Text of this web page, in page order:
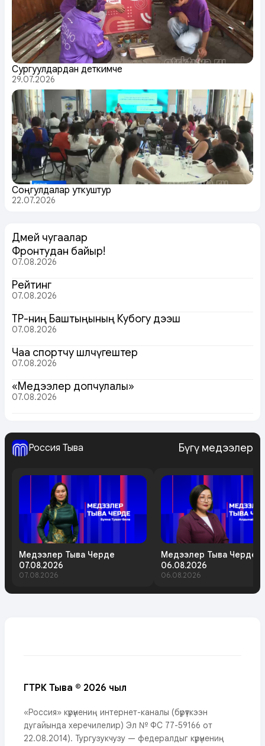
Сургуулдардан деткимче
29.07.2026
Соңгулдалар уткуштур
22.07.2026
Дөмей чугаалар
Фронтудан байыр!
07.08.2026
Рейтинг
07.08.2026
ТР-ниң Баштыңының Кубогу дээш
07.08.2026
Чаа спортчу шөлчүгештер
07.08.2026
«Медээлер допчулалы»
07.08.2026
Россия Тыва Бүгү медээлер
Медээлер Тыва Черде
07.08.2026
07.08.2026
Медээлер Тыва Черде
06.08.2026
06.08.2026
ГТРК Тыва © 2026 чыл
«Россия» күрүнениң интернет-каналы (бүрүткээн
дугайында херечилелир) Эл № ФС 77-59166 от
22.08.2014). Тургузукчузу — федералдыг күрүнениң